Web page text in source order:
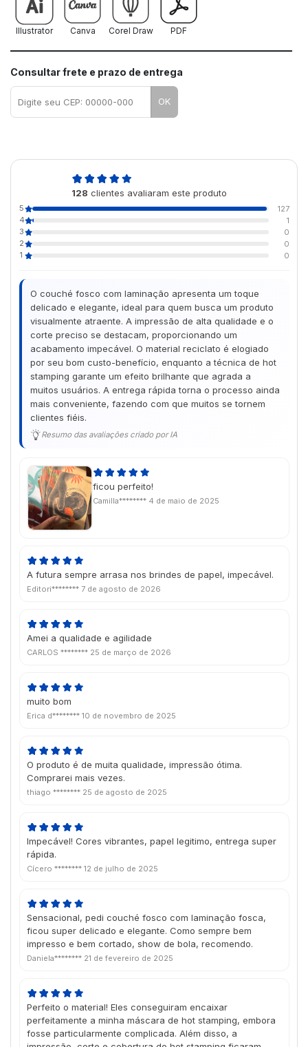
Illustrator Canva Corel Draw PDF
Consultar frete e prazo de entrega
OK
128 clientes avaliaram este produto
5
127
4
1
3
0
2
0
1
0
O couché fosco com laminação apresenta um toque
delicado e elegante, ideal para quem busca um produto
visualmente atraente. A impressão de alta qualidade e o
corte preciso se destacam, proporcionando um
acabamento impecável. O material reciclato é elogiado
por seu bom custo-benefício, enquanto a técnica de hot
stamping garante um efeito brilhante que agrada a
muitos usuários. A entrega rápida torna o processo ainda
mais conveniente, fazendo com que muitos se tornem
clientes fiéis.
Resumo das avaliações criado por IA
ficou perfeito!
Camilla******** 4 de maio de 2025
A futura sempre arrasa nos brindes de papel, impecável.
Editori******** 7 de agosto de 2026
Amei a qualidade e agilidade
CARLOS ******** 25 de março de 2026
muito bom
Erica d******** 10 de novembro de 2025
O produto é de muita qualidade, impressão ótima.
Comprarei mais vezes.
thiago ******** 25 de agosto de 2025
Impecável! Cores vibrantes, papel legitimo, entrega super
rápida.
Cícero ******** 12 de julho de 2025
Sensacional, pedi couché fosco com laminação fosca,
ficou super delicado e elegante. Como sempre bem
impresso e bem cortado, show de bola, recomendo.
Daniela******** 21 de fevereiro de 2025
Perfeito o material! Eles conseguiram encaixar
perfeitamente a minha máscara de hot stamping, embora
fosse particularmente complicada. Além disso, a